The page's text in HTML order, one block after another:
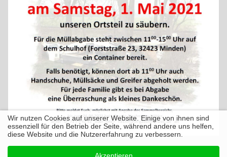
Wir nutzen Cookies auf unserer Website. Einige von ihnen sind
essenziell für den Betrieb der Seite, während andere uns helfen,
diese Website und die Nutzererfahrung zu verbessern.